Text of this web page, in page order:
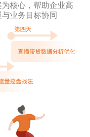
核心，帮助企业高
业务目标协同